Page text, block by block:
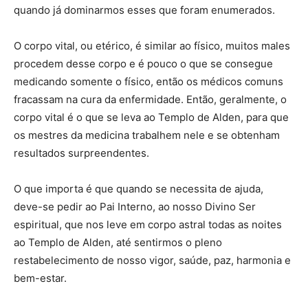
quando já dominarmos esses que foram enumerados.
O corpo vital, ou etérico, é similar ao físico, muitos males
procedem desse corpo e é pouco o que se consegue
medicando somente o físico, então os médicos comuns
fracassam na cura da enfermidade. Então, geralmente, o
corpo vital é o que se leva ao Templo de Alden, para que
os mestres da medicina trabalhem nele e se obtenham
resultados surpreendentes.
O que importa é que quando se necessita de ajuda,
deve-se pedir ao Pai Interno, ao nosso Divino Ser
espiritual, que nos leve em corpo astral todas as noites
ao Templo de Alden, até sentirmos o pleno
restabelecimento de nosso vigor, saúde, paz, harmonia e
bem-estar.